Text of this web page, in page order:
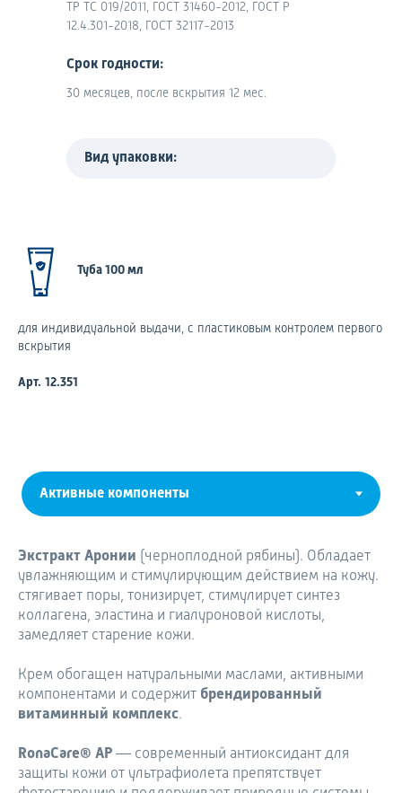
ТР ТС 019/2011, ГОСТ 31460-2012, ГОСТ Р
12.4.301-2018, ГОСТ 32117-2013
Срок годности:
30 месяцев, после вскрытия 12 мес.
Вид упаковки:
Туба 100 мл
для индивидуальной выдачи, с пластиковым контролем первого
вскрытия
Арт. 12.351
Экстракт Аронии (черноплодной рябины). Обладает
увлажняющим и стимулирующим действием на кожу.
стягивает поры, тонизирует, стимулирует синтез
коллагена, эластина и гиалуроновой кислоты,
замедляет старение кожи.
Крем обогащен натуральными маслами, активными
компонентами и содержит брендированный
витаминный комплекс.
RonaCare® AP — современный антиоксидант для
защиты кожи от ультрафиолета препятствует